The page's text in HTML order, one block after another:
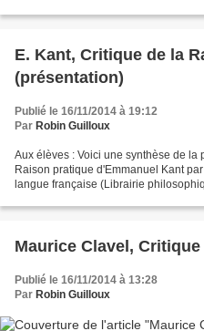
E. Kant, Critique de la
(présentation)
Publié le 16/11/2014 à 19:12
Par Robin Guilloux
Aux élèves : Voici une synthèse de la
Raison pratique d'Emmanuel Kant
langue française (Librairie
Maurice Clavel,
Publié le 16/11/2014 à 13:28
Par Robin Guilloux